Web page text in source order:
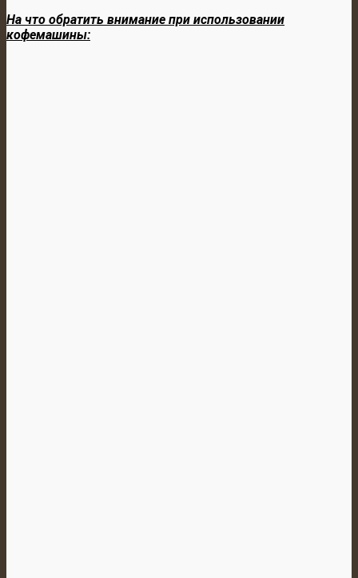
На что обратить внимание при использовании
кофемашины: